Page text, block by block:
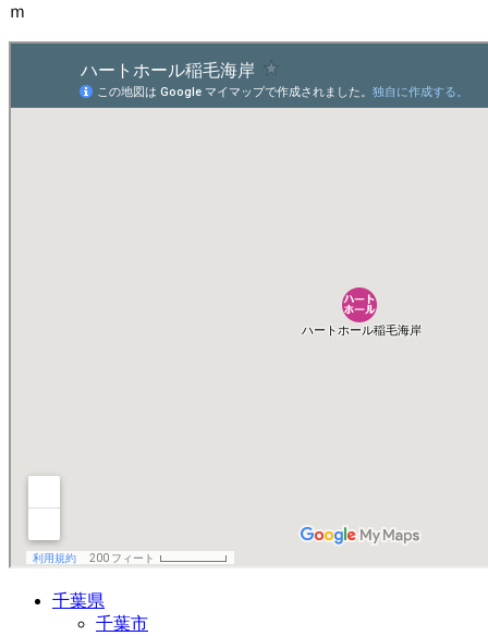
ｍ
千葉県
千葉市